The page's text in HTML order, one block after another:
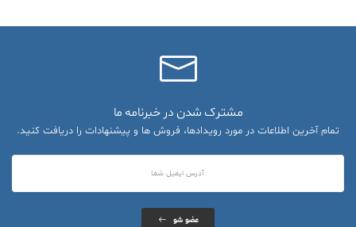
مشترک شدن در خبرنامه ما
تمام آخرین اطلاعات در مورد رویدادها، فروش ها و پیشنهادات را دریافت کنید.
عضو شو